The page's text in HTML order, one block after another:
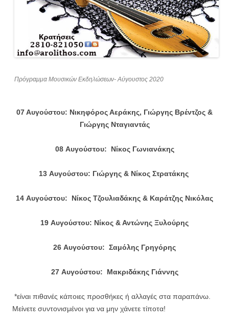
Πρόγραμμα Μουσικών Εκδηλώσεων- Αύγουστος 2020
07 Αυγούστου: Νικηφόρος Αεράκης, Γιώργης Βρέντζος &
Γιώργης Νταγιαντάς
08 Αυγούστου: Νίκος Γωνιανάκης
13 Αυγούστου: Γιώργης & Νίκος Στρατάκης
14 Αυγούστου: Νίκος Τζουλιαδάκης & Καράτζης Νικόλας
19 Αυγούστου: Νίκος & Αντώνης Ξυλούρης
26 Αυγούστου: Σαμόλης Γρηγόρης
27 Αυγούστου: Μακριδάκης Γιάννης
*είναι πιθανές κάποιες προσθήκες ή αλλαγές στα παραπάνω.
Μείνετε συντονισμένοι για να μην χάνετε τίποτα!